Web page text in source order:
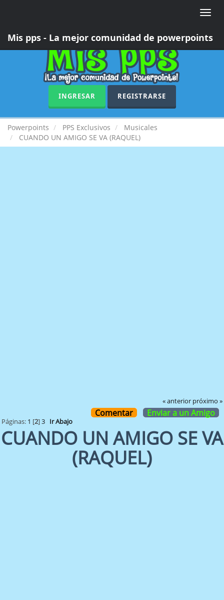
Toggle
Mis pps - La mejor comunidad de powerpoints
INGRESAR REGISTRARSE
Powerpoints PPS Exclusivos
Musicales
CUANDO UN AMIGO SE VA (RAQUEL)
« anterior próximo »
Comentar Enviar a un Amigo
Páginas: 1 [2]3 Ir Abajo
CUANDO UN AMIGO SE VA
(RAQUEL)